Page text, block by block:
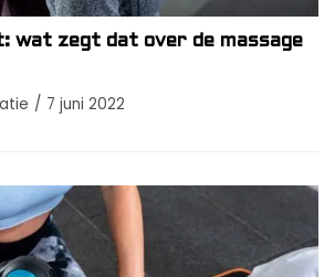
wat zegt dat over de massage
7 juni 2022